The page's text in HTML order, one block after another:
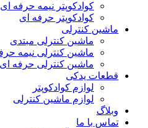
کوادکوپتر نیمه حرفه ای
کوادکوپتر حرفه ای
ماشین کنترلی
ماشین کنترلی مبتدی
ماشین کنترلی نیمه
ماشین کنترلی حرفه ای
قطعات یدکی
لوازم کوادکوپتر
لوازم ماشین کنترلی
وبلاگ
تماس با ما